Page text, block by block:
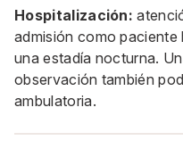
Hospitalización:
admisión como paciente
una estadía nocturna.
observación también
ambulatoria.